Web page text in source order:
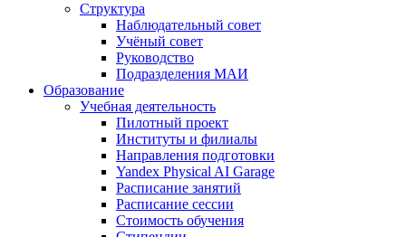
Структура
Наблюдательный совет
Учёный совет
Руководство
Подразделения МАИ
Образование
Учебная деятельность
Пилотный проект
Институты и филиалы
Направления подготовки
Yandex Physical AI Garage
Расписание занятий
Расписание сессии
Стоимость обучения